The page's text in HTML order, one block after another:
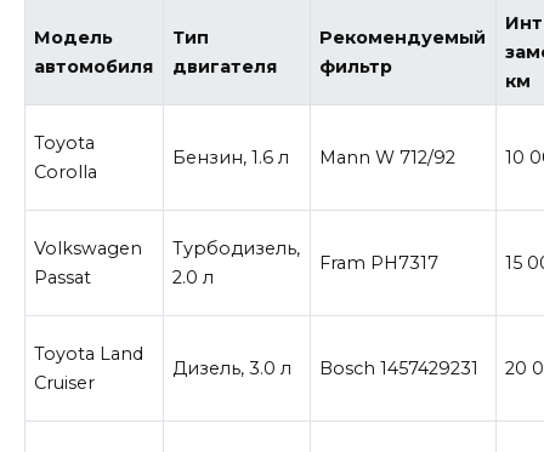
Модель
автомобиля
Тип
двигателя
Рекомендуемый
фильтр
км
Toyota
Corolla
Бензин, 1.6 л Mann W 712/92 10
Volkswagen
Passat
Турбодизель,
2.0 л
Fram PH7317 15
Toyota Land
Cruiser
Дизель, 3.0 л Bosch 1457429231 20